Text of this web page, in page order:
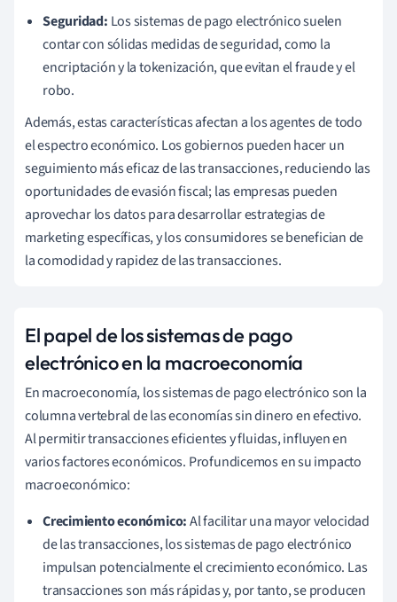
Seguridad: Los sistemas de pago electrónico suelen
contar con sólidas medidas de seguridad, como la
encriptación y la tokenización, que evitan el fraude y el
robo.
Además, estas características afectan a los agentes de todo
el espectro económico. Los gobiernos pueden hacer un
seguimiento más eficaz de las transacciones, reduciendo las
oportunidades de evasión fiscal; las empresas pueden
aprovechar los datos para desarrollar estrategias de
marketing específicas, y los consumidores se benefician de
la comodidad y rapidez de las transacciones.
El papel de los sistemas de pago
electrónico en la macroeconomía
En macroeconomía, los sistemas de pago electrónico son la
columna vertebral de las economías sin dinero en efectivo.
Al permitir transacciones eficientes y fluidas, influyen en
varios factores económicos. Profundicemos en su impacto
macroeconómico:
Crecimiento económico:Al facilitar una mayor velocidad
de las transacciones, los sistemas de pago electrónico
impulsan potencialmente el crecimiento económico. Las
transacciones son más rápidas y, por tanto, se producen